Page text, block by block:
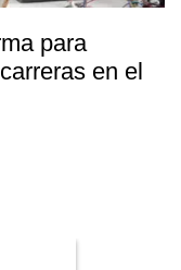
para
en el